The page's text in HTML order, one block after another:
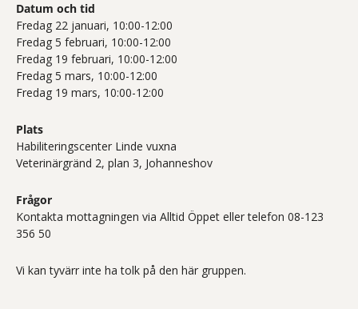
Datum och tid
Fredag 22 januari, 10:00-12:00
Fredag 5 februari, 10:00-12:00
Fredag 19 februari, 10:00-12:00
Fredag 5 mars, 10:00-12:00
Fredag 19 mars, 10:00-12:00
Plats
Habiliteringscenter Linde vuxna
Veterinärgränd 2, plan 3, Johanneshov
Frågor
Kontakta mottagningen via Alltid Öppet eller telefon 08-123
356 50
Vi kan tyvärr inte ha tolk på den här gruppen.